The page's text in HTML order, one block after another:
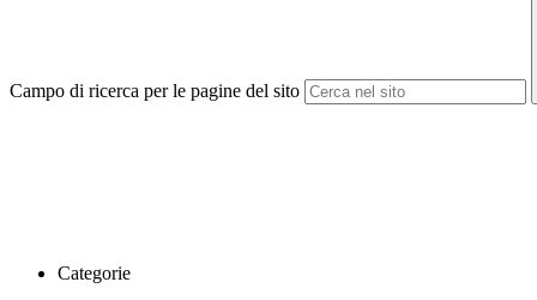
Campo di ricerca per le pagine del sito
Categorie